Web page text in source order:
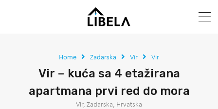
Home Zadarska Vir Vir
Vir – kuća sa 4 etažirana
apartmana prvi red do mora
Vir, Zadarska, Hrvatska